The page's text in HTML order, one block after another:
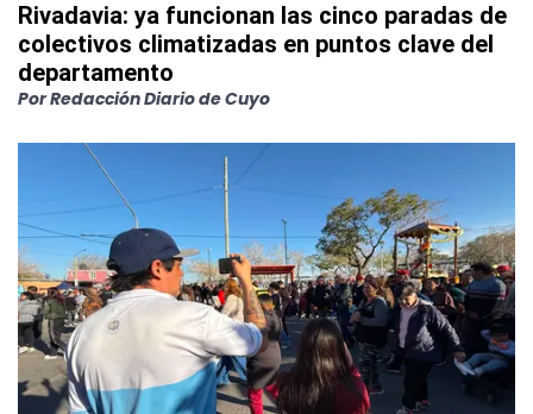
Rivadavia: ya funcionan las cinco paradas de
colectivos climatizadas en puntos clave del
departamento
PorRedacción Diario de Cuyo